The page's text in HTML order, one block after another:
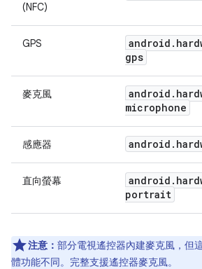
(NFC)
GPS android .
gps
麥克風 android .
microphone
感應器 android .
直向螢幕 android .
portrait
注意： 部分電視遙控器內建麥克風，但
體功能不同。完整支援遙控器麥克風。